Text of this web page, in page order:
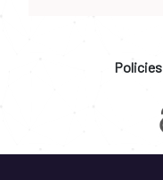
Policies